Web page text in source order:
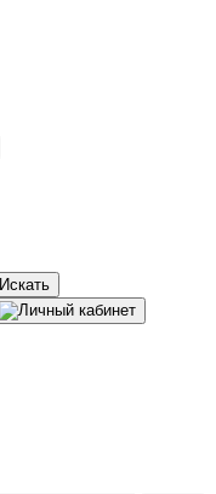
Искать